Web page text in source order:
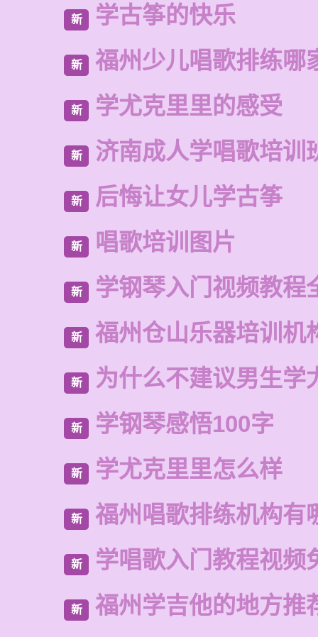
新 学古筝的快乐
新 福州少儿唱歌排练哪
新 学尤克里里的感受
新 济南成人学唱歌培训
新 后悔让女儿学古筝
新 唱歌培训图片
新 学钢琴入门视频教程
新 福州仓山乐器培训机
新 为什么不建议男生学
新 学钢琴感悟100字
新 学尤克里里怎么样
新 福州唱歌排练机构有
新 学唱歌入门教程视频
新 福州学吉他的地方推